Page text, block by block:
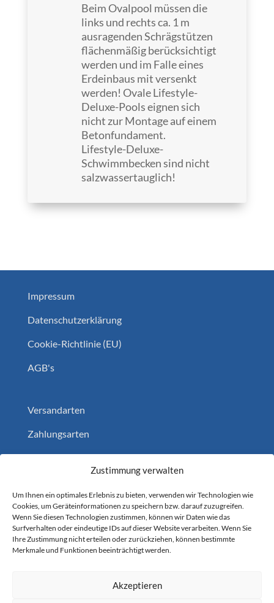
Zustimmung verwalten
Um Ihnen ein optimales Erlebnis zu bieten, verwenden wir Technologien wie
Cookies, um Geräteinformationen zu speichern bzw. darauf zuzugreifen.
Wenn Sie diesen Technologien zustimmen, können wir Daten wie das
Surfverhalten oder eindeutige IDs auf dieser Website verarbeiten. Wenn Sie
Ihre Zustimmung nicht erteilen oder zurückziehen, können bestimmte
Merkmale und Funktionen beeinträchtigt werden.
Akzeptieren
Beim Ovalpool müssen die
links und rechts ca. 1 m
ausragenden Schrägstützen
flächenmäßig berücksichtigt
werden und im Falle eines
Erdeinbaus mit versenkt
werden! Ovale Lifestyle-
Deluxe-Pools eignen sich
nicht zur Montage auf einem
Betonfundament.
Lifestyle-Deluxe-
Schwimmbecken sind nicht
salzwassertauglich!
Impressum
Datenschutzerklärung
Cookie-Richtlinie (EU)
AGB's
Versandarten
Zahlungsarten
Widerruf
Folgen Sie uns auf